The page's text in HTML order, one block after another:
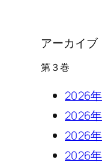
アーカイブ
第３巻
2026
2026
2026
2026